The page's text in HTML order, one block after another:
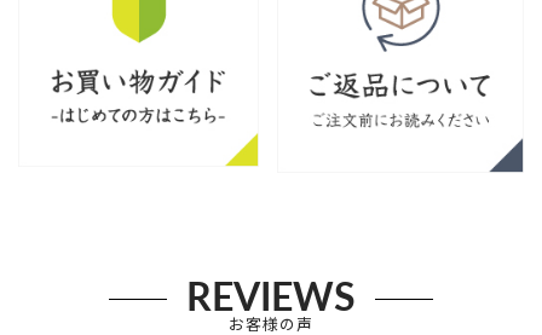
REVIEWS
お客様の声